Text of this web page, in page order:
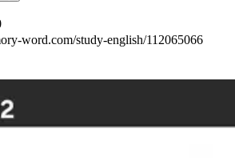
word.com/study-english/112065066